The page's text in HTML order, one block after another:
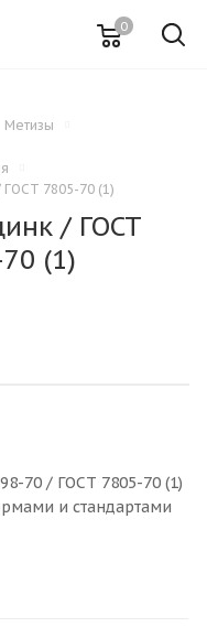
0
Метизы
ГОСТ 7805-70 (1)
/ ГОСТ
(1)
70 / ГОСТ 7805-70 (1)
и стандартами